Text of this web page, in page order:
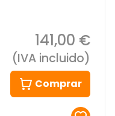
141,00 €
(IVA incluido)
Comprar